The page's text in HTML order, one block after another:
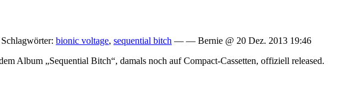
bionic voltage, sequential bitch — — Bernie @ 20 Dez. 2013 19:46
Album „Sequential Bitch“, damals noch auf Compact-Cassetten, offiziell released.